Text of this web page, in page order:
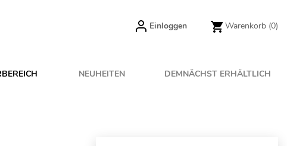
Einloggen Warenkorb (0)
NEUHEITEN DEMNÄCHST ERHÄLTLICH